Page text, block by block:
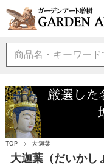
TOP 大迦葉
大迦葉（だいかし